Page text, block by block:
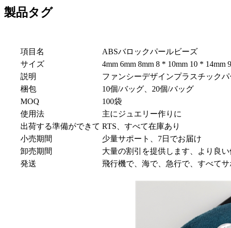
製品タグ
項目名
ABSバロックパールビーズ
サイズ
4mm 6mm 8mm 8 * 10mm 10 * 14mm
説明
ファンシーデザインプラスチック
梱包
10個/バッグ、20個/バッグ
MOQ
100袋
使用法
主にジュエリー作りに
出荷する準備ができて RTS、すべて在庫あり
小売期間
少量サポート、7日でお届け
卸売期間
大量の割引を提供します、より良
発送
飛行機で、海で、急行で、すべてサ